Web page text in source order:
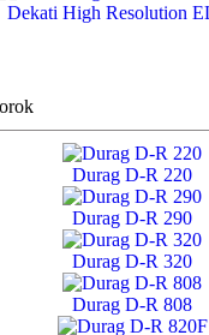
Dekati High Resolution
Durag D-R 220
Durag D-R 290
Durag D-R 320
Durag D-R 808